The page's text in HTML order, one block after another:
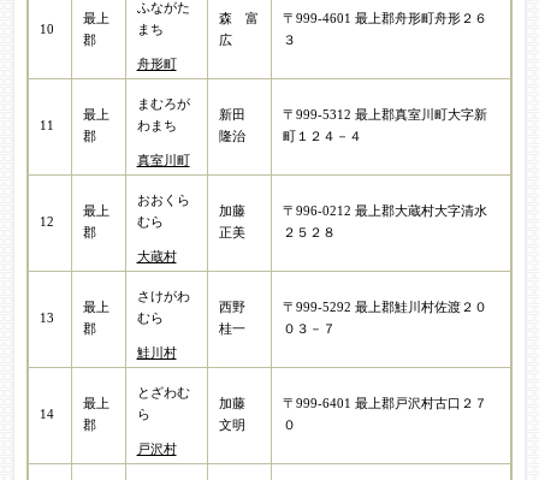
10
最上
郡
ふながた
まち
舟形町
森 富
広
〒999-4601 最上郡舟形町舟形２６
３
11
最上
郡
まむろが
わまち
真室川町
新田
隆治
〒999-5312 最上郡真室川町大字新
町１２４－４
12
最上
郡
おおくら
むら
大蔵村
加藤
正美
〒996-0212 最上郡大蔵村大字清水
２５２８
13
最上
郡
さけがわ
むら
鮭川村
西野
桂一
〒999-5292 最上郡鮭川村佐渡２０
０３－７
14
最上
郡
とざわむ
ら
戸沢村
加藤
文明
〒999-6401 最上郡戸沢村古口２７
０